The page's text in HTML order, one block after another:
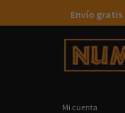
Envío gratis
Mi cuenta